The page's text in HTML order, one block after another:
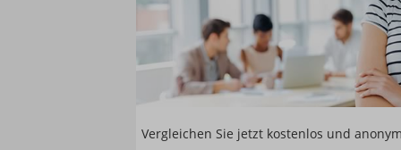
Vergleichen Sie jetzt kostenlos und